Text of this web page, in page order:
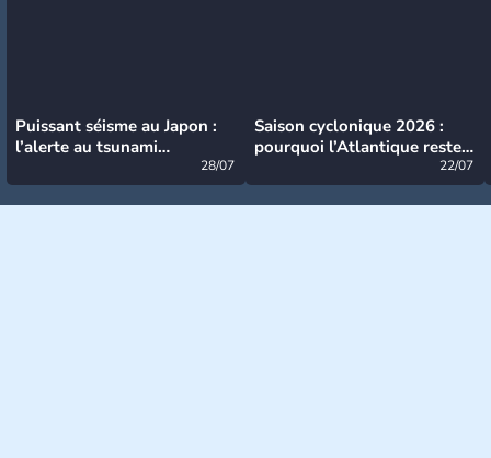
Puissant séisme au Japon :
l’alerte au tsunami
28/07
Saison cyclonique 2026 :
pourquoi l’Atlantique reste
22/07